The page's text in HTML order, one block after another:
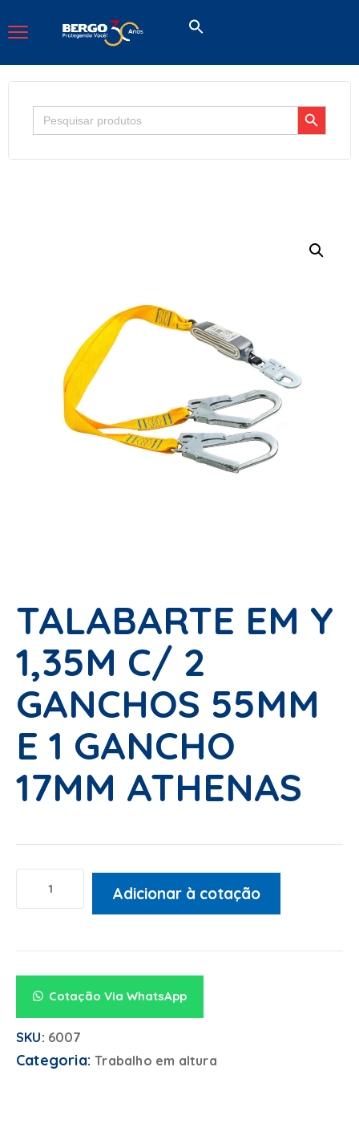
TALABARTE EM Y
1,35M C/ 2
GANCHOS 55MM
E 1 GANCHO
17MM ATHENAS
Adicionar à cotação
Cotação Via WhatsApp
SKU: 6007
Categoria:Trabalho em altura
Search
for:
Search Button